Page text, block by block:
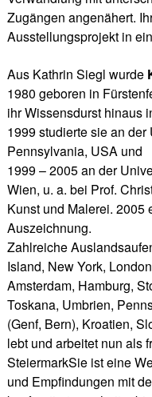
Zugängen angenähert.
Ausstellungsprojekt in
Aus Kathrin Siegl wurde
1980 geboren in
ihr Wissensdurst hinaus
1999 studierte sie an
Pennsylvania, USA und
1999 – 2005 an der
Wien, u. a. bei Prof.
Kunst und Malerei. 2005
Auszeichnung.
Zahlreiche
Island, New York,
Amsterdam, Hamburg,
Toskana, Umbrien,
(Genf, Bern), Kroatien,
lebt und arbeitet nun als
SteiermarkSie ist eine
und Empfindungen mit